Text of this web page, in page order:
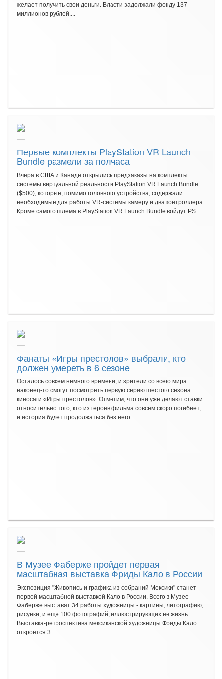
желает получить свои деньги. Власти задолжали фонду 137
миллионов рублей....
Первые комплекты PlayStation VR Launch
Bundle размели за полчаса
Вчера в США и Канаде открылись предзаказы на комплекты
системы виртуальной реальности PlayStation VR Launch Bundle
($500), которые, помимо головного устройства, содержали
необходимые для работы VR-системы камеру и два контроллера.
Кроме самого шлема в PlayStation VR Launch Bundle войдут PS...
Фанаты «Игры престолов» выбрали, кто
должен умереть в 6 сезоне
Осталось совсем немного времени, и зрители со всего мира
наконец-то смогут посмотреть первую серию шестого сезона
киносаги «Игры престолов». Отметим, что они уже делают ставки
относительно того, кто из героев фильма совсем скоро погибнет,
и история будет продолжаться без него....
В Музее Фаберже пройдет первая
масштабная выставка Фриды Кало в России
Экспозиция "Живопись и графика из собраний Мексики" станет
первой масштабной выставкой Кало в России. Всего в Музее
Фаберже выставят 34 работы художницы - картины, литографию,
рисунки, и еще 100 фотографий, иллюстрирующих ее жизнь.
Выставка-ретроспектива мексиканской художницы Фриды Кало
откроется 3...